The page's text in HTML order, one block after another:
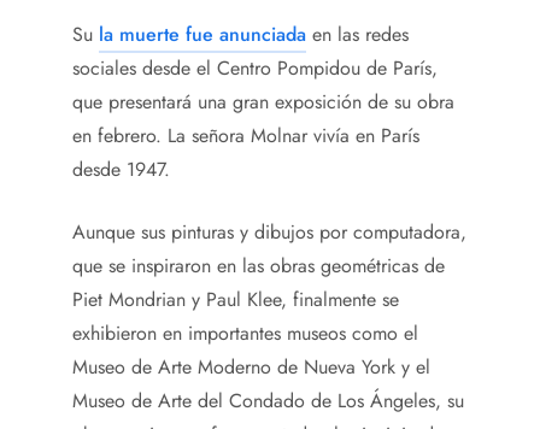
Su la muerte fue anunciada en las redes
sociales desde el Centro Pompidou de París,
que presentará una gran exposición de su obra
en febrero. La señora Molnar vivía en París
desde 1947.
Aunque sus pinturas y dibujos por computadora,
que se inspiraron en las obras geométricas de
Piet Mondrian y Paul Klee, finalmente se
exhibieron en importantes museos como el
Museo de Arte Moderno de Nueva York y el
Museo de Arte del Condado de Los Ángeles, su